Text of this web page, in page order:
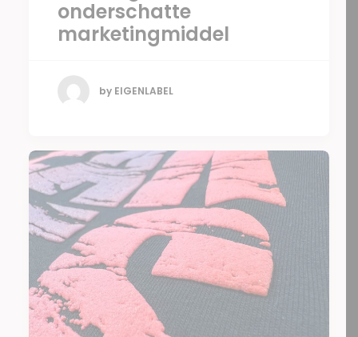
onderschatte
marketingmiddel
by EIGENLABEL